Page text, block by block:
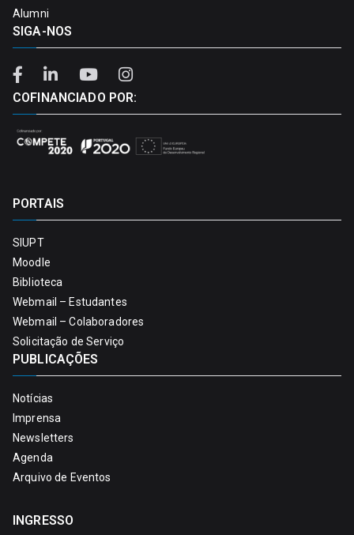
Alumni
SIGA-NOS
COFINANCIADO POR:
PORTAIS
SIUPT
Moodle
Biblioteca
Webmail – Estudantes
Webmail – Colaboradores
Solicitação de Serviço
PUBLICAÇÕES
Notícias
Imprensa
Newsletters
Agenda
Arquivo de Eventos
INGRESSO